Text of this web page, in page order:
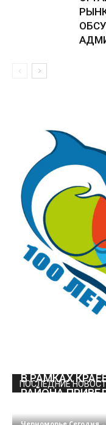
ПОСЛЕДНИЕ
В РАМКАХ
РАЙОНА
Черноморье Сегодня -